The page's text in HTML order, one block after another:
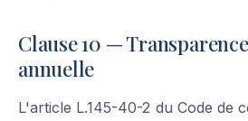
Clause 10 —
annuelle
L'article L.145-40-2 du Code de